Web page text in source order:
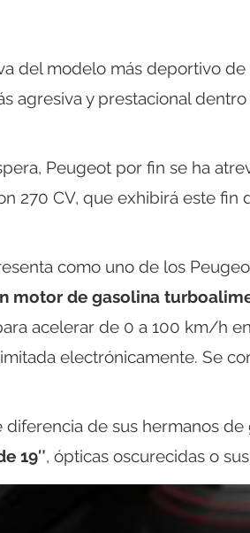
del modelo más deportivo
agresiva y prestacional
Peugeot por fin se ha
270 CV, que exhibirá este fin
como uno de los
motor de gasolina
acelerar de 0 a 100 km/h en
electrónicamente. Se
diferencia de sus hermanos
19″, ópticas oscurecidas o